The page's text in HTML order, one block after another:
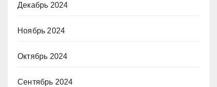
Декабрь 2024
Ноябрь 2024
Октябрь 2024
Сентябрь 2024